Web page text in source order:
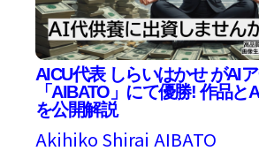
AICU代表 しらいはかせ がAI
「AIBATO」にて優勝! 作品と
を公開解説
Akihiko Shirai AIBATO